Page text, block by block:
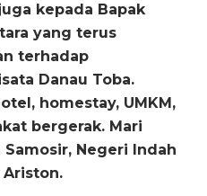
kepada Bapak
yang terus
terhadap
Danau Toba.
homestay, UMKM,
bergerak. Mari
Negeri Indah
Ariston.